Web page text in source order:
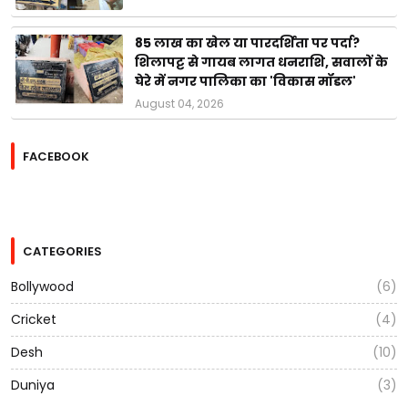
85 लाख का खेल या पारदर्शिता पर पर्दा?
शिलापट्ट से गायब लागत धनराशि, सवालों के
घेरे में नगर पालिका का 'विकास मॉडल'
August 04, 2026
FACEBOOK
CATEGORIES
Bollywood
(6)
Cricket
(4)
Desh
(10)
Duniya
(3)